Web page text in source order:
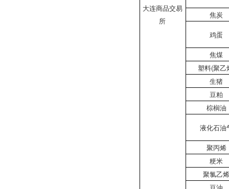
大连商品交易
所
焦炭
鸡蛋
焦煤
塑料(聚乙
生猪
豆粕
棕榈油
液化石油
聚丙烯
粳米
聚氯乙